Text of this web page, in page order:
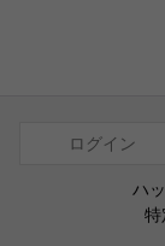
ログイン
ハ
特